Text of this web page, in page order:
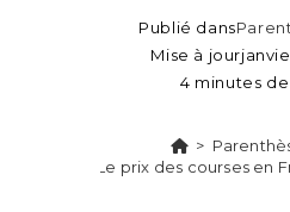
Publié dans
Mise à jour
4 minutes
>
Le prix des courses en